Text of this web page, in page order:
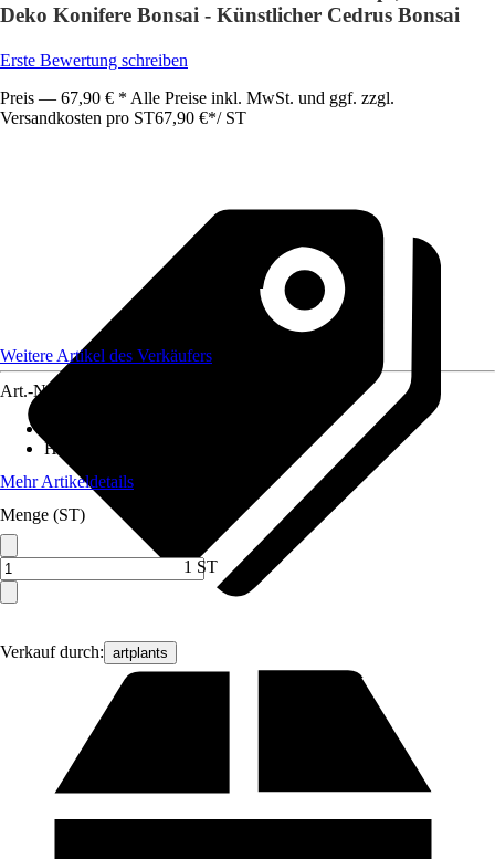
Deko Konifere Bonsai - Künstlicher Cedrus Bonsai
Erste Bewertung schreiben
Preis — 67,90 € * Alle Preise inkl. MwSt. und ggf. zzgl.
Versandkosten pro ST67,90 €*/ ST
Verkauf durch: artplants
Weitere Artikel des Verkäufers
Art.-Nr.
Höhe
Mehr Artikeldetails
Menge (ST)
1 ST